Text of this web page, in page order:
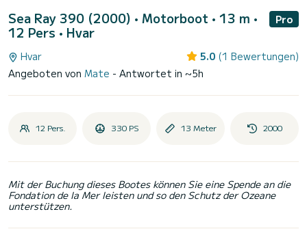
Sea Ray 390 (2000) • Motorboot • 13 m •
12 Pers • Hvar
Pro
Hvar 5.0 (1 Bewertungen)
Angeboten von Mate - Antwortet in ~5h
12 Pers. 330 PS 13 Meter 2000
Mit der Buchung dieses Bootes können Sie eine Spende an die
Fondation de la Mer leisten und so den Schutz der Ozeane
unterstützen.